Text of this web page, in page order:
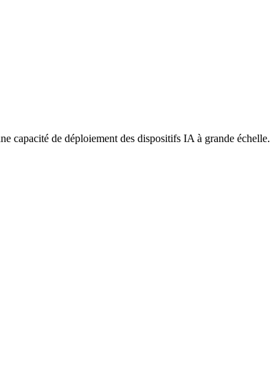
capacité de déploiement des dispositifs IA à grande échelle.